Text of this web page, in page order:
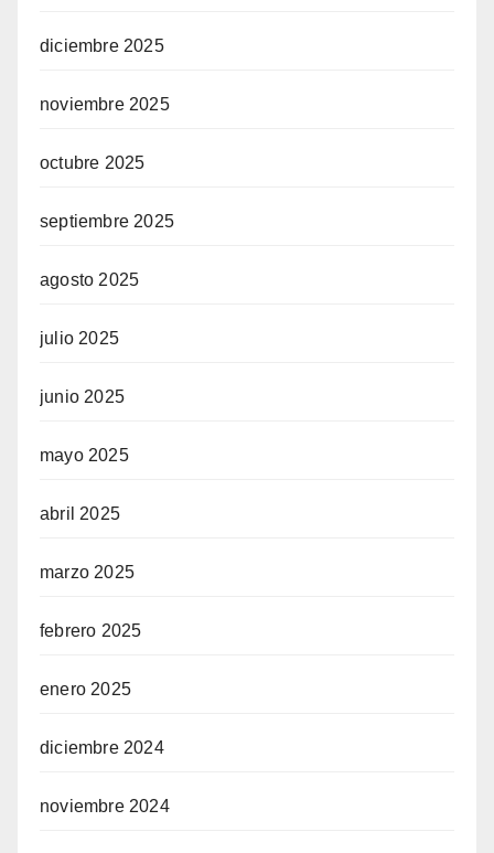
diciembre 2025
noviembre 2025
octubre 2025
septiembre 2025
agosto 2025
julio 2025
junio 2025
mayo 2025
abril 2025
marzo 2025
febrero 2025
enero 2025
diciembre 2024
noviembre 2024